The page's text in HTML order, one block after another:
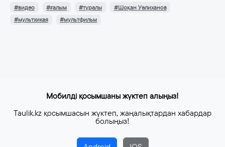
#видео #ғалым #туралы
#Шоқан Уәлиханов
#мультхикая
#мультфильм
Мобилді қосымшаны жүктеп алыңыз!
Taulik.kz қосымшасын жүктеп, жаңалықтардан хабардар
болыңыз!